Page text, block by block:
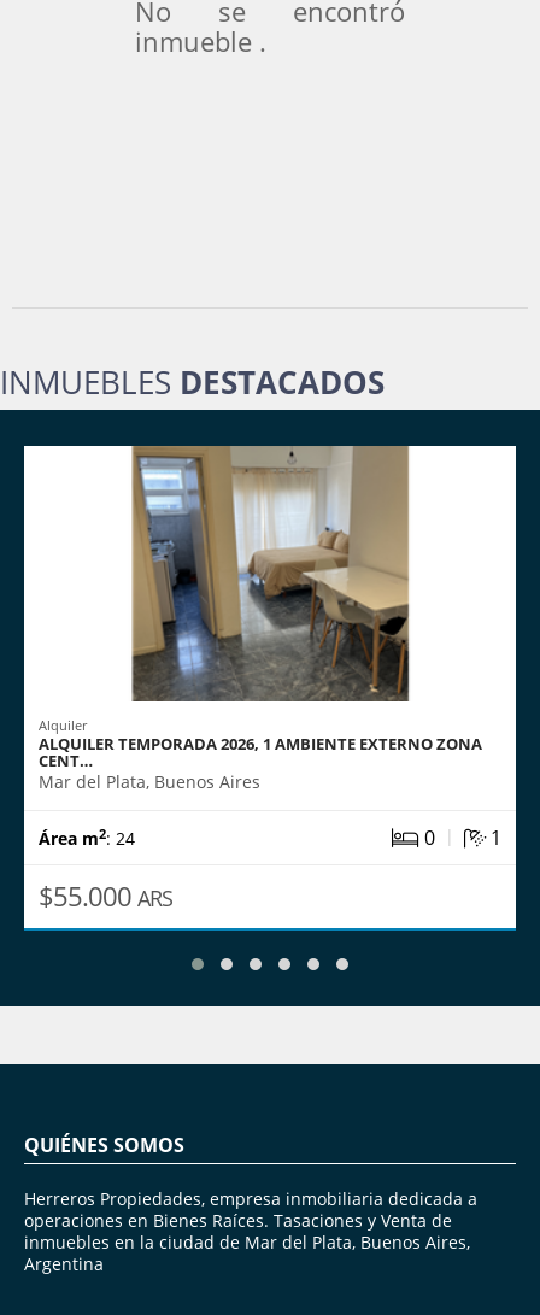
No se encontró
inmueble .
INMUEBLES DESTACADOS
Alquiler
ALQUILER TEMPORADA 2026, 1 AMBIENTE EXTERNO ZONA
CENT…
Mar del Plata, Buenos Aires
Área m2: 24 0 | 1
$55.000 ARS
QUIÉNES SOMOS
Herreros Propiedades, empresa inmobiliaria dedicada a
operaciones en Bienes Raíces. Tasaciones y Venta de
inmuebles en la ciudad de Mar del Plata, Buenos Aires,
Argentina